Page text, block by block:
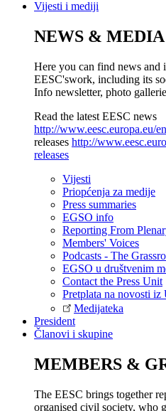
Vijesti i mediji
NEWS & MEDIA
Here you can find news and
EESC'swork, including its
Info newsletter, photo
Read the latest EESC news
http://www.eesc.europa.eu/
releases http://
releases
Vijesti
Priopćenja za medije
Press summaries
EGSO info
Reporting From
Members' Voices
Podcasts - The
EGSO u društvenim
Contact the Press Unit
Pretplata na novosti iz
Medijateka
President
Članovi i skupine
MEMBERS &
The EESC brings together
organised civil society, who